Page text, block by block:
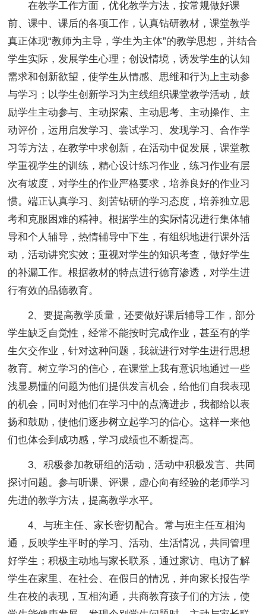
在教学工作方面，优化教学方法，按常规做好课
前、课中、课后的各项工作，认真钻研教材，课堂教学
真正体现“教师为主导，学生为主体”的教学思想，并结合
学生实际，发展学生心理；创设情境，诱发学生的认知
需求和创新欲望，使学生从情感、思维和行为上主动参
与学习；以学生创新学习为主线组织课堂教学活动，鼓
励学生主动参与、主动探索、主动思考、主动操作、主
动评价，运用启发学习、尝试学习、发现学习、合作学
习等方法，在教学中求创新，在活动中促发展，课堂教
学重视学生的训练，精心设计练习作业，练习作业有层
次有坡度，对学生的作业严格要求，培养良好的作业习
惯。端正认真学习、刻苦钻研的学习态度，培养独立思
考和克服困难的精神。根据学生的实际情况进行集体辅
导和个人辅导，热情辅导中下生，有组织地进行课外活
动，活动讲究实效；重视对学生的知识考查，做好学生
的补漏工作。根据教材的特点进行德育渗透，对学生进
行有效的品德教育。
2、要提高教学质量，还要做好课后辅导工作，部分
学生缺乏自觉性，经常不能按时完成作业，甚至有的学
生欠交作业，针对这种问题，我就进行对学生进行思想
教育。树立学习的信心，在课堂上我有意识地通过一些
浅显易懂的问题为他们提供发言机会，给他们自我表现
的机会，同时对他们在学习中的点滴进步，我都给以表
扬和鼓励，使他们逐步树立起学习的信心。这样一来他
们也体会到成功感，学习成绩也不断提高。
3、积极参加教研组的活动，活动中积极发言、共同
探讨问题。参与听课、评课，虚心向有经验的老师学习
先进的教学方法，提高教学水平。
4、与班主任、家长密切配合。常与班主任互相沟
通，反映学生平时的学习、活动、生活情况，共同管理
好学生；积极主动地与家长联系，通过家访、电访了解
学生在家里、在社会、在假日的情况，并向家长报告学
生在校的表现，互相沟通，共商教育孩子们的方法，使